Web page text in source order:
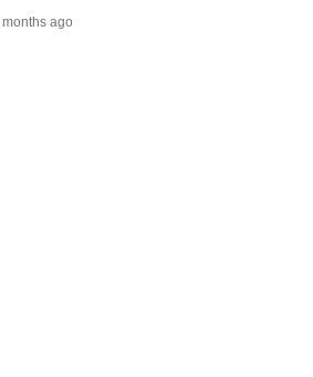
担い、「売上につながる確度の高い商談機
ago